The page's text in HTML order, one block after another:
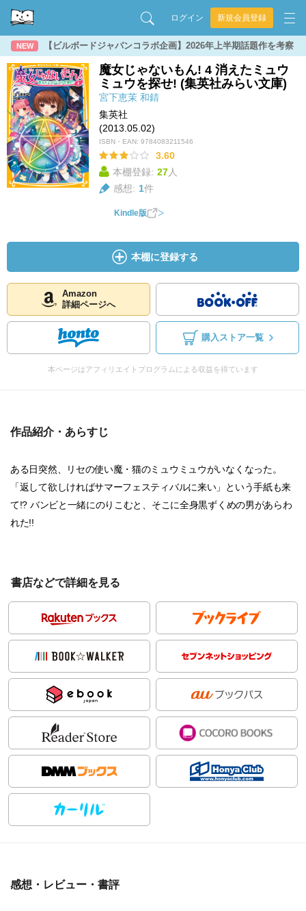
ログイン 新規会員登録
NEW 【ビルボードジャパンコラボ企画】2026年上半期話題作を考察
魔女じゃないもん! 4 消えたミュウ
ミュウを探せ! (集英社みらい文庫)
宮下恵茉 和錆
集英社
(2013.05.02)
ISBN・EAN: 9784083211546
3.60
本棚登録: 27人
感想: 1件
Kindle版
本棚に登録する
Amazon
詳細ページへ
購入ストア一覧
本ページはアフィリエイトプログラムによる収益を得ています
作品紹介・あらすじ
ある日突然、リセの使い魔・猫のミュウミュウがいなくなった。
「返して欲しければサマーフェスティバルに来い」という手紙も来
て!? バンビと一緒にのりこむと、そこに全身黒ずくめの男があらわ
れた!!
書店などで詳細を見る
感想・レビュー・書評